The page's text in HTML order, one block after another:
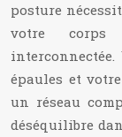
posture
votre corps
épaules et
un réseau
déséquilibre